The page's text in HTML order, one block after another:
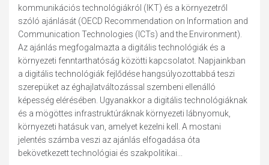
kommunikációs technológiákról (IKT) és a környezetről
szóló ajánlását (OECD Recommendation on Information and
Communication Technologies (ICTs) and the Environment).
Az ajánlás megfogalmazta a digitális technológiák és a
környezeti fenntarthatóság közötti kapcsolatot. Napjainkban
a digitális technológiák fejlődése hangsúlyozottabbá teszi
szerepüket az éghajlatváltozással szembeni ellenálló
képesség elérésében. Ugyanakkor a digitális technológiáknak
és a mögöttes infrastruktúráknak környezeti lábnyomuk,
környezeti hatásuk van, amelyet kezelni kell. A mostani
jelentés számba veszi az ajánlás elfogadása óta
bekövetkezett technológiai és szakpolitikai...